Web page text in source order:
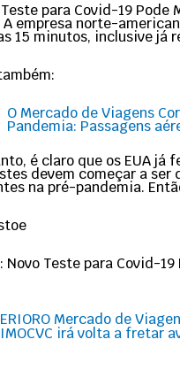
para Covid-19
empresa norte-
15 minutos, inclusive já
O Mercado de Viagens
Pandemia: Passagens
é claro que os EUA já
devem começar a
na pré-pandemia.
Novo Teste para Covid-
O Mercado de
CVC irá volta a fretar